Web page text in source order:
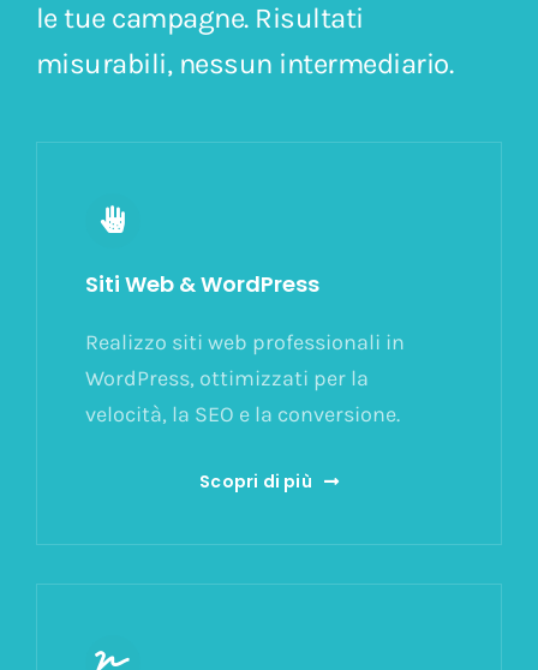
le tue campagne. Risultati
misurabili, nessun intermediario.
Siti Web & WordPress
Realizzo siti web professionali in
WordPress, ottimizzati per la
velocità, la SEO e la conversione.
Scopri di più